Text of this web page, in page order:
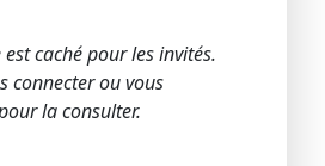
caché pour les invités.
connecter ou vous
la consulter.